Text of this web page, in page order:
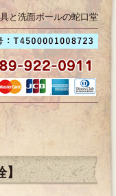
と洗面ボールの蛇口堂
】